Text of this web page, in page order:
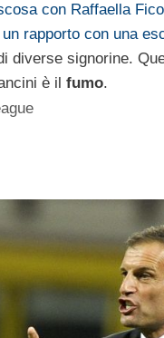
con Raffaella Fico
rapporto con una
diverse signorine.
è il fumo.